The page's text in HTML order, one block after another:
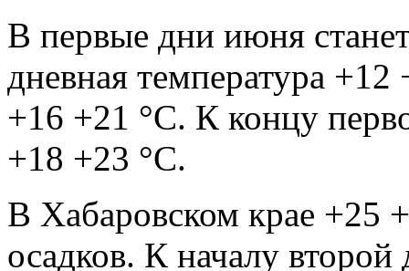
В первые дни июня
дневная температура
+16 +21 °С. К концу
+18 +23 °С.
В Хабаровском крае +25
осадков. К началу